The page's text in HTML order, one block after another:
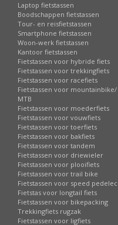
Laptop fietstassen
Boodschappen fietstassen
Tour- en reisfietstassen
Smartphone fietstassen
Woon-werk fietstassen
Kantoor fietstassen
Fietstassen voor hybride fiets
Fietstassen voor trekkingfiets
Fietstassen voor racefiets
Fietstassen voor mountainbike/
MTB
Fietstassen voor moederfiets
Fietstassen voor vouwfiets
Fietstassen voor toerfiets
Fietstassen voor bakfiets
Fietstassen voor tandem
Fietstassen voor driewieler
Fietstassen voor plooifiets
Fietstassen voor trail bike
Fietstassen voor speed pedelec
Fietstas voor longtail fiets
Fietstassen voor bikepacking
Trekkingfiets rugzak
Fietstassen voor ligfiets